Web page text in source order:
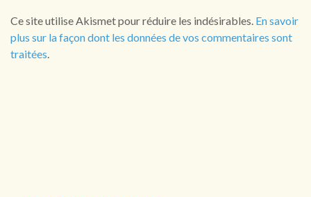
Ce site utilise Akismet pour réduire les indésirables. En savoir
plus sur la façon dont les données de vos commentaires sont
traitées